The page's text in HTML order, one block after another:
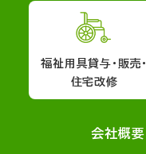
福祉用具貸与・販売・
住宅改修
会社概要